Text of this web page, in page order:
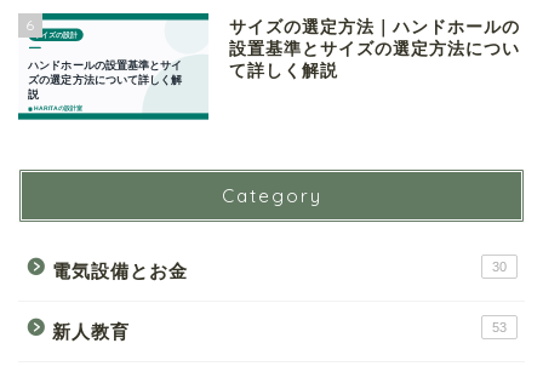
6
サイズの選定方法｜ハンドホールの
設置基準とサイズの選定方法につい
て詳しく解説
Category
電気設備とお金 30
新人教育 53